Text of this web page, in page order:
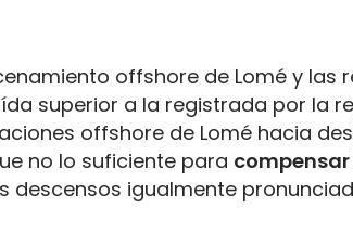
offshore de Lomé y las
superior a la registrada por la
offshore de Lomé hacia
no lo suficiente para
descensos igualmente